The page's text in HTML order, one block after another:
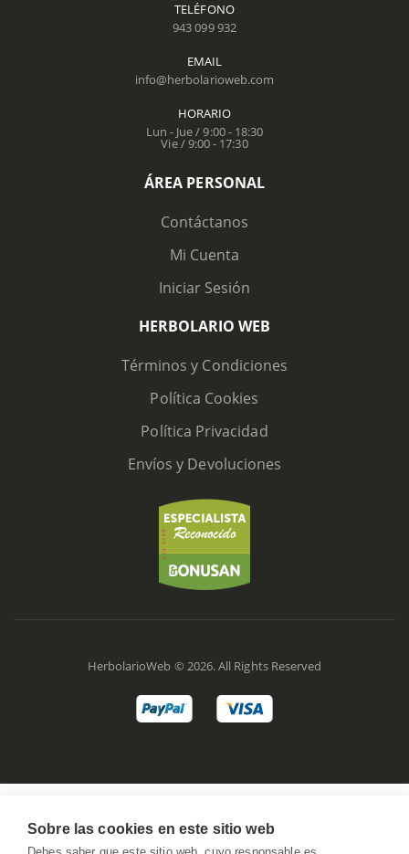
TELÉFONO
943 099 932
EMAIL
info@herbolarioweb.com
HORARIO
Lun - Jue / 9:00 - 18:30
Vie / 9:00 - 17:30
ÁREA PERSONAL
Contáctanos
Mi Cuenta
Iniciar Sesión
HERBOLARIO WEB
Términos y Condiciones
Política Cookies
Política Privacidad
Envíos y Devoluciones
HerbolarioWeb © 2026. All Rights Reserved
Sobre las cookies en este sitio web